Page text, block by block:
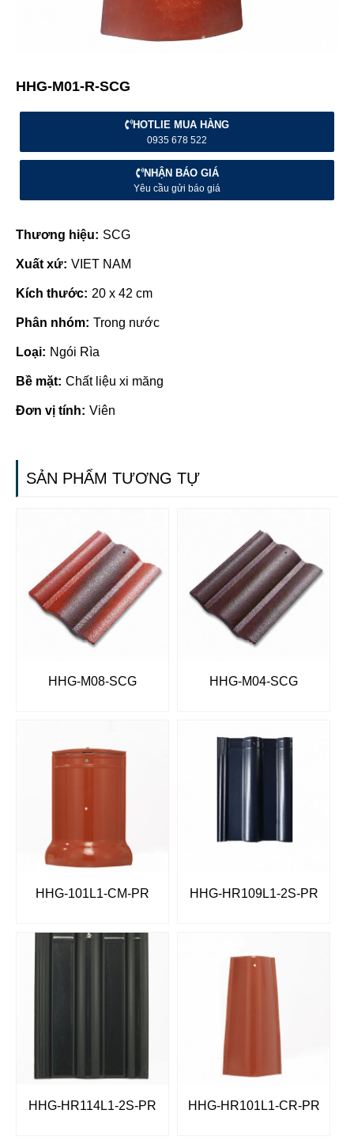
HHG-M01-R-SCG
HOTLIE MUA HÀNG
0935 678 522
NHẬN BÁO GIÁ
Yêu cầu gửi báo giá
Thương hiệu: SCG
Xuất xứ: VIET NAM
Kích thước: 20 x 42 cm
Phân nhóm: Trong nước
Loại: Ngói Rìa
Bề mặt: Chất liệu xi măng
Đơn vị tính: Viên
SẢN PHẨM TƯƠNG TỰ
HHG-M08-SCG HHG-M04-SCG
HHG-101L1-CM-PR HHG-HR109L1-2S-PR
HHG-HR114L1-2S-PR HHG-HR101L1-CR-PR